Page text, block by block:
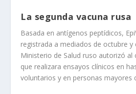
La segunda vacuna rusa
Basada en antígenos peptídicos,
registrada a mediados de octubre y
Ministerio de Salud ruso autorizó al
que realizara ensayos clínicos en
voluntarios y en personas mayores